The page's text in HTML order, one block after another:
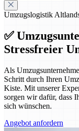
Umzugslogistik
✅
Stressfreier
Als
Schritt durch Ihren
Kiste. Mit unserer
sorgen wir dafür, dass
sich wünschen.
Angebot anfordern